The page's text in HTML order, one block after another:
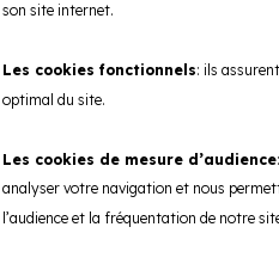
Pierre Tricard
son site internet.
Les cookies fonctionnels: ils
optimal du site.
Les cookies de mesure d’audience
analyser votre navigation et nous
l’audience et la fréquentation de notre